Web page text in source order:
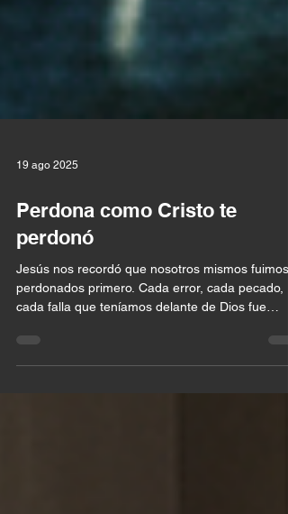
19 ago 2025
Perdona como Cristo te
perdonó
Jesús nos recordó que nosotros mismos fuimos
perdonados primero. Cada error, cada pecado,